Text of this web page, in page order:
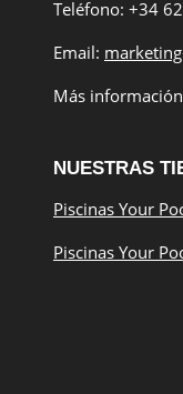
Teléfono: +34
Email:
Más
NUESTRAS
Piscinas Your
Piscinas Your